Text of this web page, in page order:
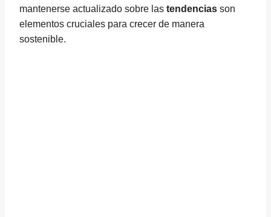
mantenerse actualizado sobre las tendencias son
elementos cruciales para crecer de manera
sostenible.